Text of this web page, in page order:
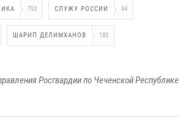
793 СЛУЖУ РОССИИ 94
ШАРИП ДЕЛИМХАНОВ 183
Росгвардии по Чеченской Республике